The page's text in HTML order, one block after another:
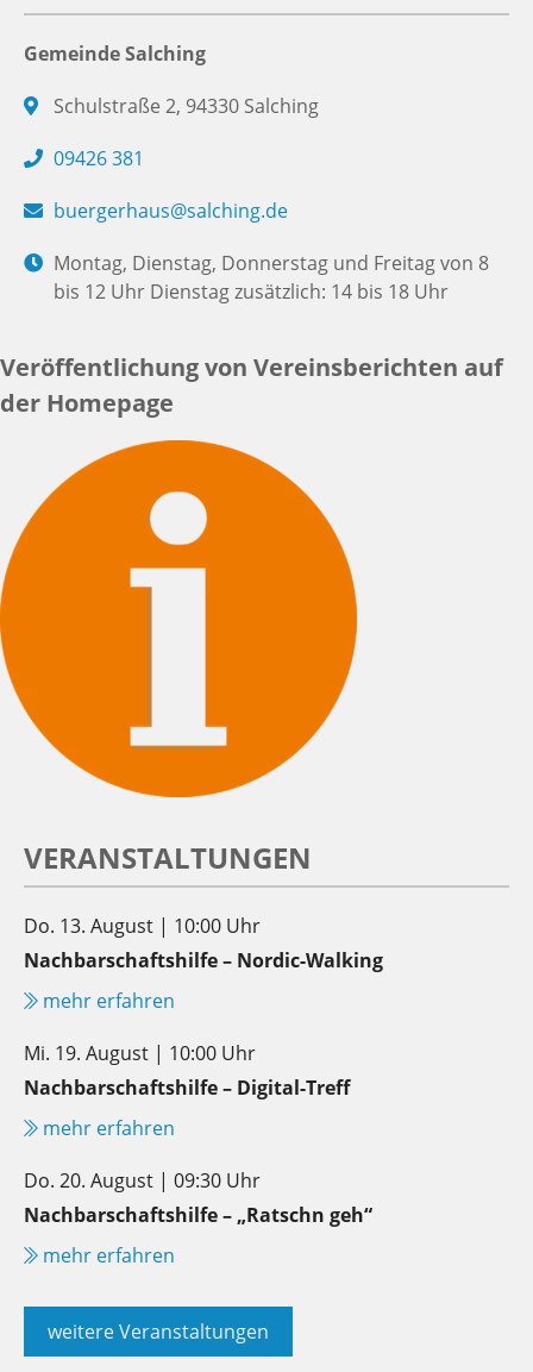
Gemeinde Salching
Schulstraße 2, 94330 Salching
09426 381
buergerhaus@salching.de
Montag, Dienstag, Donnerstag und Freitag von 8
bis 12 Uhr Dienstag zusätzlich: 14 bis 18 Uhr
Veröffentlichung von Vereinsberichten auf
der Homepage
VERANSTALTUNGEN
Do. 13. August | 10:00 Uhr
Nachbarschaftshilfe – Nordic-Walking
mehr erfahren
Mi. 19. August | 10:00 Uhr
Nachbarschaftshilfe – Digital-Treff
mehr erfahren
Do. 20. August | 09:30 Uhr
Nachbarschaftshilfe – „Ratschn geh“
mehr erfahren
weitere Veranstaltungen